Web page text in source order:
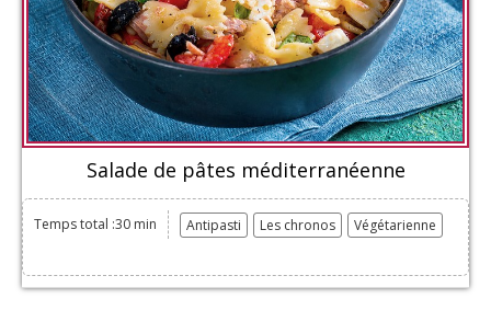
Salade de pâtes méditerranéenne
Temps total :30 min Antipasti Les chronos Végétarienne